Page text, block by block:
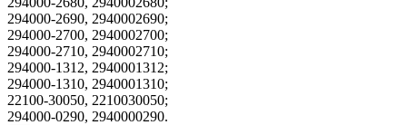
294000-2690, 2940002690;
294000-2700, 2940002700;
294000-2710, 2940002710;
294000-1312, 2940001312;
294000-1310, 2940001310;
22100-30050, 2210030050;
294000-0290, 2940000290.